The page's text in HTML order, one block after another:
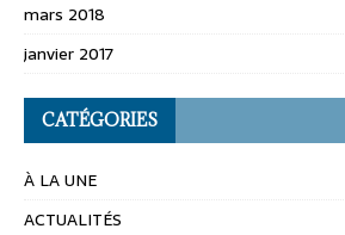
mars 2018
janvier 2017
CATÉGORIES
À LA UNE
ACTUALITÉS